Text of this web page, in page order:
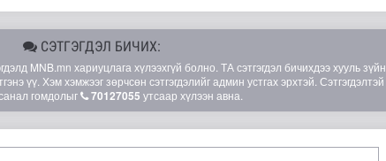
байх вэ
СЭТГЭГДЭЛ БИЧИХ:
MNB.mn хариуцлага хүлээхгүй болно. ТА сэтгэгдэл бичихдээ хууль зүйн
үү. Хэм хэмжээг зөрчсөн сэтгэгдэлийг админ устгах эрхтэй. Сэтгэгдэлтэй
гомдолыг
70127055 утсаар хүлээн авна.